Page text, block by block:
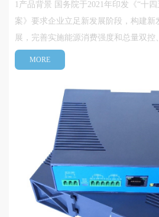
1产品背景 国务院于2021年印发《“十
案》要求企业立足新发展阶段，构建新
展，完善实施能源消费强度和总量双控
制制度。实现节能、降碳、减污协同增
善，确保完成“十四五”节能减排目标，
基础。BIEMsever···
MORE